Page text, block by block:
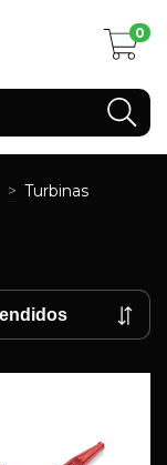
0
> Turbinas